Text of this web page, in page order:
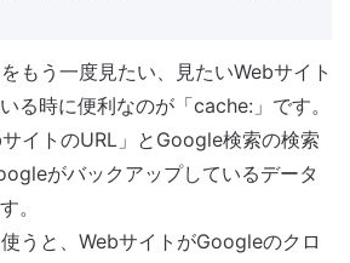
もう一度見たい、見たいWebサイト
る時に便利なのが「cache:」です。
サイトのURL」とGoogle検索の検索
がバックアップしているデータ
。
うと、WebサイトがGoogleのクロ